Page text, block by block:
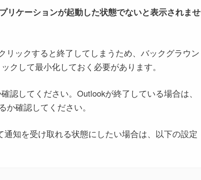
リケーションが起動した状態でないと表示されませ
リックすると終了してしまうため、バックグラウン
クして最小化しておく必要があります。
認してください。Outlookが終了している場合は、
確認してください。
知を受け取れる状態にしたい場合は、以下の設定